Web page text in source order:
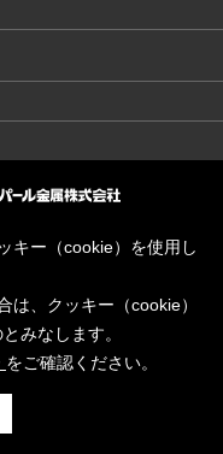
キー（cookie）を使用し
は、クッキー（cookie）
みなします。
をご確認ください。